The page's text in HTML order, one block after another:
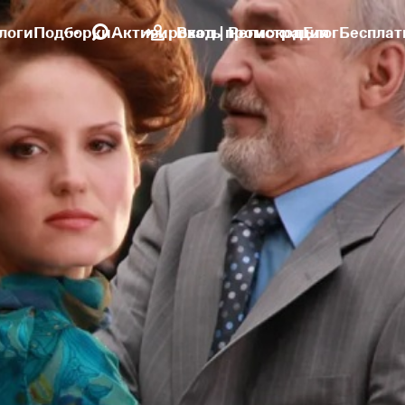
ПодборкиАктивировать промокодБлог
Вход | Регистрация